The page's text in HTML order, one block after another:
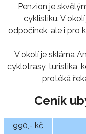
Penzion je
cyklistiku. V
odpočinek, ale i pro
V okolí je sklárna
cyklotrasy, turistika,
protéká
Ceník
990,- kč